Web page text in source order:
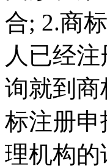
合; 2.商
人已经
询就到商
标注册
理机构